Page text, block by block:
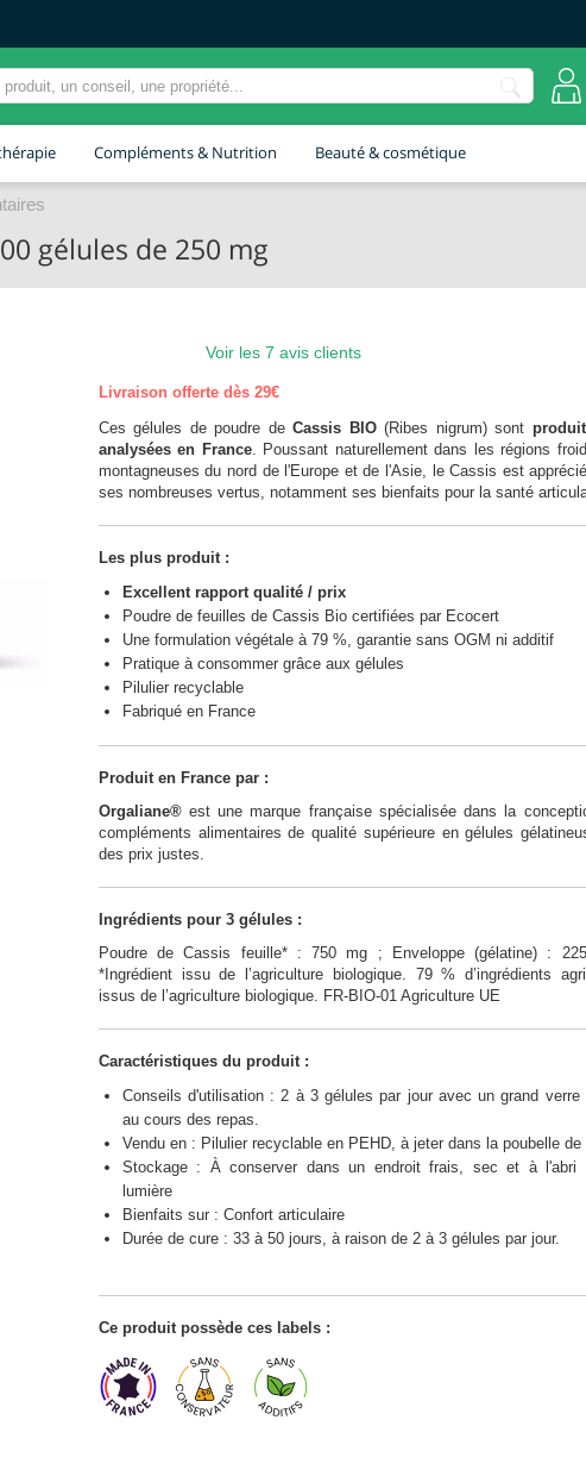
Compléments & Nutrition Beauté & cosmétique
gélules de 250 mg
Voir les 7 avis clients
Livraison offerte dès 29€
Ces gélules de poudre deCassis BIO(Ribes nigrum) sont
analysées en France. Poussant naturellement dans les régions
montagneuses du nord de l'Europe et de l'Asie, le Cassis est
ses nombreuses vertus, notamment ses bienfaits pour la santé
Les plus produit :
Excellent rapport qualité / prix
Poudre de feuilles de Cassis Bio certifiées par Ecocert
Une formulation végétale à 79 %, garantie sans OGM ni additif
Pratique à consommer grâce aux gélules
Pilulier recyclable
Fabriqué en France
Produit en France par :
Orgaliane®est une marque française spécialisée dans la
compléments alimentaires de qualité supérieure en gélules
des prix justes.
Ingrédients pour 3 gélules :
Poudre de Cassis feuille* : 750 mg ; Enveloppe (gélatine) :
*Ingrédient issu de l’agriculture biologique. 79 % d’ingrédients
issus de l’agriculture biologique. FR-BIO-01 Agriculture UE
Caractéristiques du produit :
Conseils d'utilisation : 2 à 3 gélules par jour avec un grand verre
au cours des repas.
Vendu en : Pilulier recyclable en PEHD, à jeter dans la poubelle de
Stockage : À conserver dans un endroit frais, sec et à l'abri
lumière
Bienfaits sur : Confort articulaire
Durée de cure : 33 à 50 jours, à raison de 2 à 3 gélules par jour.
Ce produit possède ces labels :